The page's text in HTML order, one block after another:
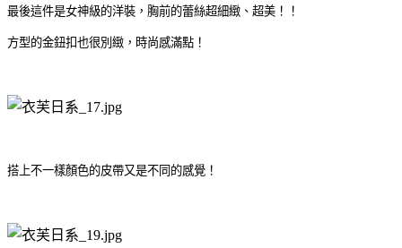
最後這件是女神級的洋裝，胸前的蕾絲超細緻、超美！！
方型的金鈕扣也很別緻，時尚感滿點！
搭上不一樣顏色的皮帶又是不同的感覺！